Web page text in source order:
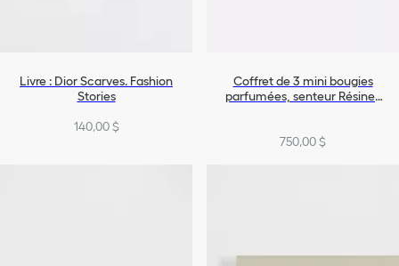
Livre : Dior Scarves. Fashion
Stories
140,00 $
Coffret de 3 mini bougies
parfumées, senteur Résines
750,00 $